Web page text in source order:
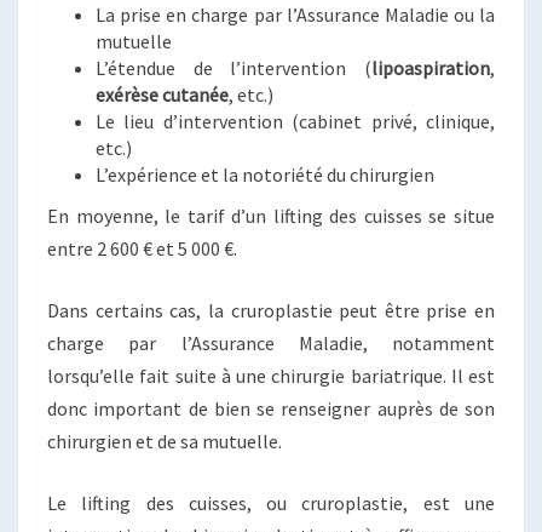
La prise en charge par l’Assurance Maladie ou la
mutuelle
L’étendue de l’intervention (lipoaspiration,
exérèse cutanée, etc.)
Le lieu d’intervention (cabinet privé, clinique,
etc.)
L’expérience et la notoriété du chirurgien
En moyenne, le tarif d’un lifting des cuisses se situe
entre 2 600 € et 5 000 €.
Dans certains cas, la cruroplastie peut être prise en
charge par l’Assurance Maladie, notamment
lorsqu’elle fait suite à une chirurgie bariatrique. Il est
donc important de bien se renseigner auprès de son
chirurgien et de sa mutuelle.
Le lifting des cuisses, ou cruroplastie, est une